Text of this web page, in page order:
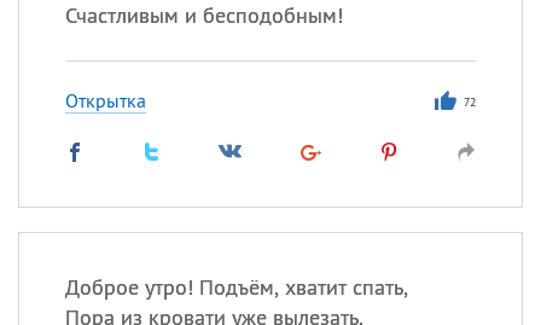
Счастливым и бесподобным!
Открытка 72
Доброе утро! Подъём, хватит спать,
Пора из кровати уже вылезать.